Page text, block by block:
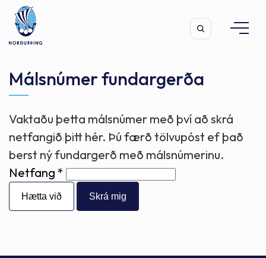
Leita
Málsnúmer fundargerða
Vaktaðu þetta málsnúmer með því að skrá
netfangið þitt hér. Þú færð tölvupóst ef það
berst ný fundargerð með málsnúmerinu.
Netfang
Hætta við